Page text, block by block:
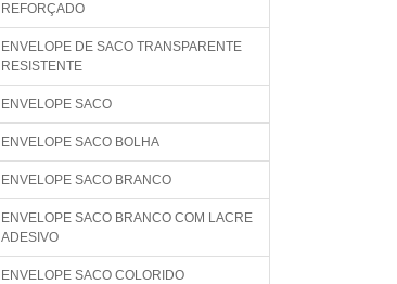
REFORÇADO
ENVELOPE DE SACO TRANSPARENTE
RESISTENTE
ENVELOPE SACO
ENVELOPE SACO BOLHA
ENVELOPE SACO BRANCO
ENVELOPE SACO BRANCO COM LACRE
ADESIVO
ENVELOPE SACO COLORIDO